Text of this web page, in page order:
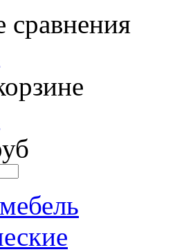
сравнения